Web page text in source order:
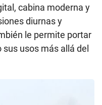
cabina moderna y
diurnas y
le permite portar
usos más allá del